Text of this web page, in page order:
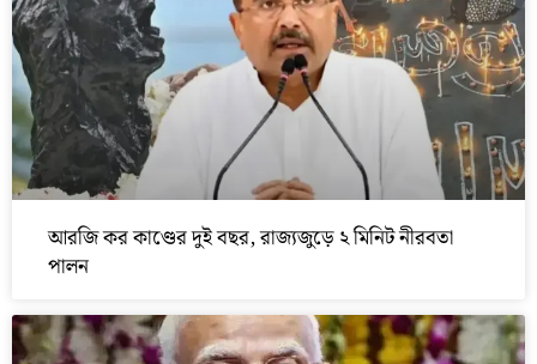
আরজি কর কাণ্ডের দুই বছর, রাজ্যজুড়ে ২ মিনিট নীরবতা
পালন